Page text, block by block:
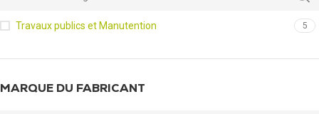
Travaux publics et Manutention 5
MARQUE DU FABRICANT